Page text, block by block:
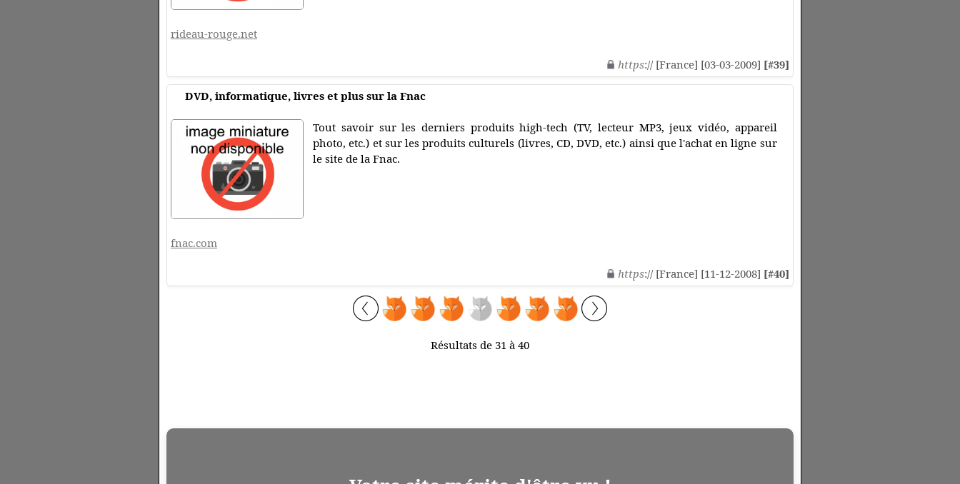
rideau-rouge.net
https:// [France] [03-03-2009] [#39]
DVD, informatique, livres et plus sur la Fnac
Tout savoir sur les derniers produits high-tech (TV, lecteur MP3, jeux vidéo, appareil
photo, etc.) et sur les produits culturels (livres, CD, DVD, etc.) ainsi que l'achat en ligne sur
le site de la Fnac.
fnac.com
https:// [France] [11-12-2008] [#40]
Résultats de 31 à 40